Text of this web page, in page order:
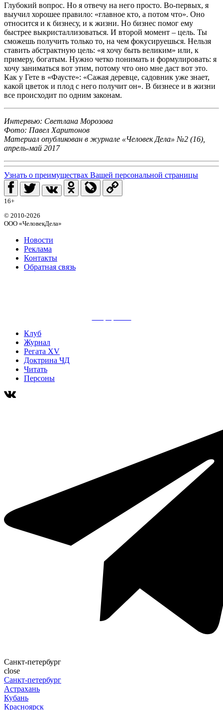
Глубокий вопрос. Но я отвечу на него просто. Во-первых, я
выучил хорошее правило: «главное кто, а потом что». Оно
относится и к бизнесу, и к жизни. Но бизнес помог ему
быстрее выкристаллизоваться. И второй момент – цель. Ты
сможешь получить только то, на чем фокусируешься. Нельзя
ставить абстрактную цель: «я хочу быть великим» или, к
примеру, богатым. Нужно четко понимать и формулировать: я
хочу заниматься вот этим, потому что оно мне даст вот это.
Как у Гете в «Фаусте»: «Сажая деревце, садовник уже знает,
какой цветок и плод с него получит он». В бизнесе и в жизни
все происходит по одним законам.
Интервью: Светлана Морозова
Фото: Павел Харитонов
Материал опубликован в журнале «Человек Дела» №2 (16),
апрель-май 2017
Узнать о преимуществах Вашей персональной страницы
16+
© 2010-2026
ООО «ЧеловекДела»
Новости
Реклама
Контакты
Обратная связь
Клуб
Журнал
Регата XV
Доктрина ЧД
Читать
Персоны
Санкт-петербург
close
Санкт-петербург
Астрахань
Кубань
Красноярск